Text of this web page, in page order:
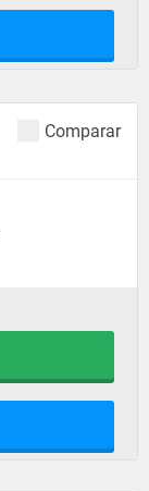
Comparar